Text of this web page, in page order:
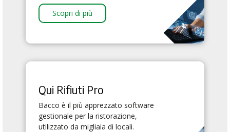
Scopri di più
Qui Rifiuti Pro
Bacco è il più apprezzato software
gestionale per la ristorazione,
utilizzato da migliaia di locali.